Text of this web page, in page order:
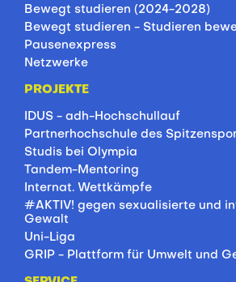
Bewegt studieren (2024-2028)
Bewegt studieren - Studieren
Pausenexpress
Netzwerke
PROJEKTE
IDUS - adh-Hochschullauf
Partnerhochschule des
Studis bei Olympia
Tandem-Mentoring
Internat. Wettkämpfe
#AKTIV! gegen sexualisierte und
Gewalt
Uni-Liga
GRIP - Plattform für Umwelt und